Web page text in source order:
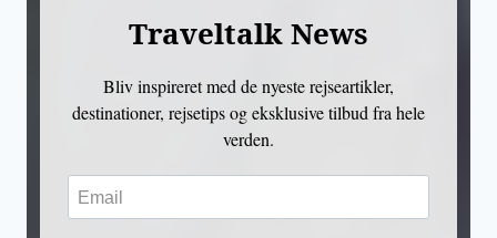
Traveltalk News
Bliv inspireret med de nyeste rejseartikler,
destinationer, rejsetips og eksklusive tilbud fra hele
verden.